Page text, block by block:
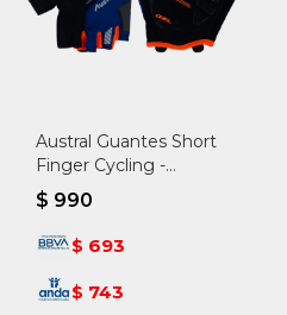
Austral Guantes Short
Finger Cycling -
Negro/azul - Negro-azul
$ 990
$ 693
$ 743